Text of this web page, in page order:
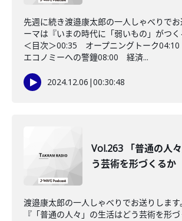
先週に続き渡邉康太郎の一人しゃべりで
ーマは『いまの時代に「弱いもの」がつく
＜目次＞00:35 オープニングトーク
エコノミーへの警鐘08:00 経済...
2024.12.06 |00:30:48
Vol.263 「普通の人
う芸術を形づくるか
渡邉康太郎の一人しゃべりでお送りします
『「普通の人々」の生活はどう芸術を形